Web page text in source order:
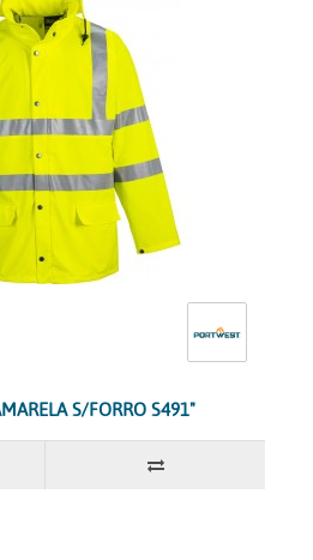
S/FORRO S491"